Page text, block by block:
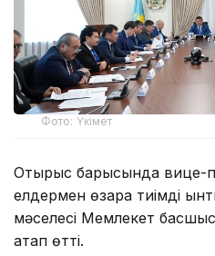
Фото: Үкімет
Отырыс барысында вице-
елдермен өзара тиімді
мәселесі Мемлекет
атап өтті.